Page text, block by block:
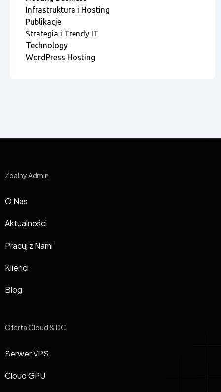
Infrastruktura i Hosting
Publikacje
Strategia i Trendy IT
Technology
WordPress Hosting
Zdalny Admin
O Nas
Aktualności
Pracuj z Nami
Klienci
Blog
Oferta Cloud & DC
Serwer VPS
Cloud GPU